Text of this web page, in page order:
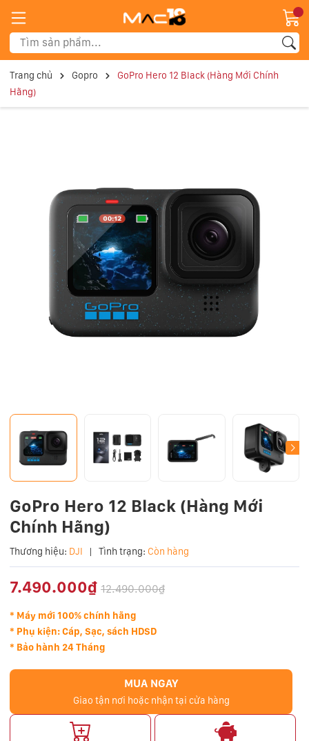
Trang chủ Gopro
GoPro Hero 12 Black (Hàng Mới Chính
Hãng)
GoPro Hero 12 Black (Hàng Mới
Chính Hãng)
Thương hiệu: DJI | Tình trạng: Còn hàng
7.490.000₫ 12.490.000₫
* Máy mới 100% chính hãng
* Phụ kiện: Cáp, Sạc, sách HDSD
* Bảo hành 24 Tháng
MUA NGAY
Giao tận nơi hoặc nhận tại cửa hàng